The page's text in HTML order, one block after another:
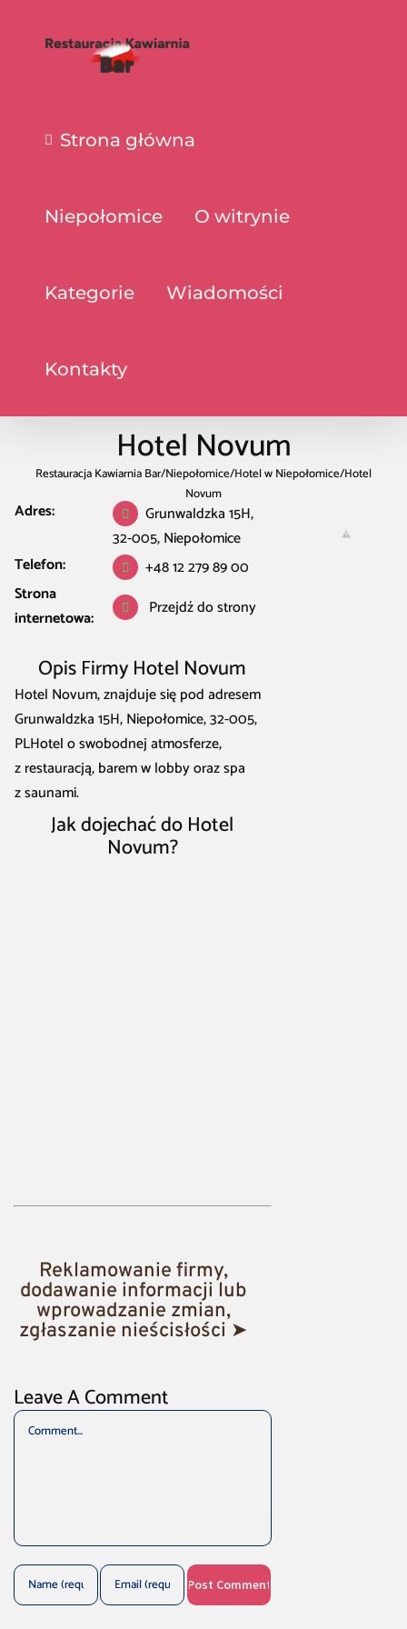
Strona główna
Niepołomice O witrynie
Kategorie Wiadomości
Kontakty
Hotel Novum
Restauracja Kawiarnia Bar/Niepołomice/Hotel w Niepołomice/Hotel
Novum
Adres:
Grunwaldzka 15H,
32-005, Niepołomice
Telefon:
+48 12 279 89 00
Strona
internetowa:
Przejdź do strony
Opis Firmy Hotel Novum
Hotel Novum, znajduje się pod adresem
Grunwaldzka 15H, Niepołomice, 32-005,
PLHotel o swobodnej atmosferze,
z restauracją, barem w lobby oraz spa
z saunami.
Jak dojechać do Hotel
Novum?
Reklamowanie firmy,
dodawanie informacji lub
wprowadzanie zmian,
zgłaszanie nieścisłości ➤
Leave A Comment
Comment